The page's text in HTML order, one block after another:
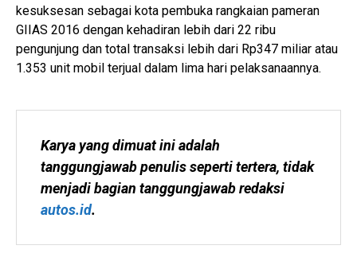
kesuksesan sebagai kota pembuka rangkaian pameran
GIIAS 2016 dengan kehadiran lebih dari 22 ribu
pengunjung dan total transaksi lebih dari Rp347 miliar atau
1.353 unit mobil terjual dalam lima hari pelaksanaannya.
Karya yang dimuat ini adalah
tanggungjawab penulis seperti tertera, tidak
autos.id.